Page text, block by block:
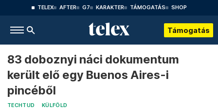
TELEX AFTER G7 KARAKTER TÁMOGATÁS SHOP
Támogatás
83 doboznyi náci dokumentum
került elő egy Buenos Aires-i
pincéből
TECHTUD KÜLFÖLD